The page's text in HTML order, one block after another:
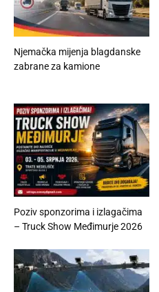
Njemačka mijenja blagdanske
zabrane za kamione
Poziv sponzorima i izlagačima
– Truck Show Međimurje 2026